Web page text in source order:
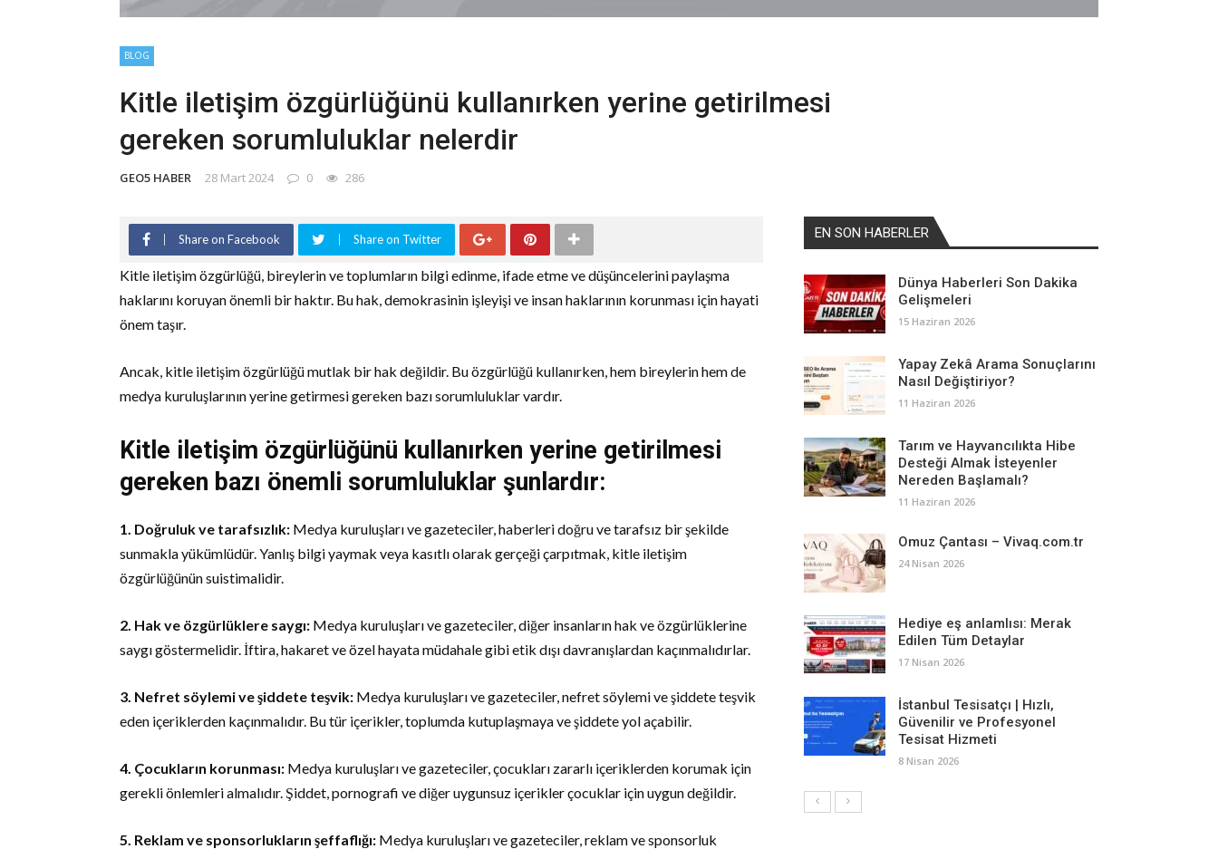
BLOG
Kitle iletişim özgürlüğünü kullanırken yerine getirilmesi
gereken sorumluluklar nelerdir
GEO5 HABER 28 Mart 2024 0 286
Share on Facebook Share on Twitter
Kitle iletişim özgürlüğü, bireylerin ve toplumların bilgi edinme, ifade etme ve düşüncelerini paylaşma
haklarını koruyan önemli bir haktır. Bu hak, demokrasinin işleyişi ve insan haklarının korunması için hayati
önem taşır.
Ancak, kitle iletişim özgürlüğü mutlak bir hak değildir. Bu özgürlüğü kullanırken, hem bireylerin hem de
medya kuruluşlarının yerine getirmesi gereken bazı sorumluluklar vardır.
Kitle iletişim özgürlüğünü kullanırken yerine getirilmesi
gereken bazı önemli sorumluluklar şunlardır:
1. Doğruluk ve tarafsızlık: Medya kuruluşları ve gazeteciler, haberleri doğru ve tarafsız bir şekilde
sunmakla yükümlüdür. Yanlış bilgi yaymak veya kasıtlı olarak gerçeği çarpıtmak, kitle iletişim
özgürlüğünün suistimalidir.
2. Hak ve özgürlüklere saygı: Medya kuruluşları ve gazeteciler, diğer insanların hak ve özgürlüklerine
saygı göstermelidir. İftira, hakaret ve özel hayata müdahale gibi etik dışı davranışlardan kaçınmalıdırlar.
3. Nefret söylemi ve şiddete teşvik: Medya kuruluşları ve gazeteciler, nefret söylemi ve şiddete teşvik
eden içeriklerden kaçınmalıdır. Bu tür içerikler, toplumda kutuplaşmaya ve şiddete yol açabilir.
4. Çocukların korunması: Medya kuruluşları ve gazeteciler, çocukları zararlı içeriklerden korumak için
gerekli önlemleri almalıdır. Şiddet, pornografi ve diğer uygunsuz içerikler çocuklar için uygun değildir.
5. Reklam ve sponsorlukların şeffaflığı: Medya kuruluşları ve gazeteciler, reklam ve sponsorluk
EN SON HABERLER
Dünya Haberleri Son Dakika
Gelişmeleri
15 Haziran 2026
Yapay Zekâ Arama Sonuçlarını
Nasıl Değiştiriyor?
11 Haziran 2026
Tarım ve Hayvancılıkta Hibe
Desteği Almak İsteyenler
Nereden Başlamalı?
11 Haziran 2026
Omuz Çantası – Vivaq.com.tr
24 Nisan 2026
Hediye eş anlamlısı: Merak
Edilen Tüm Detaylar
17 Nisan 2026
İstanbul Tesisatçı | Hızlı,
Güvenilir ve Profesyonel
Tesisat Hizmeti
8 Nisan 2026